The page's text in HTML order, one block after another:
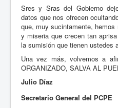
Sres y Sras del Gobierno
datos que nos ofrecen
que, muy sucintamente,
y miseria que crecen tan
la sumisión que tienen ustedes
Una vez más, volvemos a
ORGANIZADO, SALVA AL
Julio Díaz
Secretario General del PCPE